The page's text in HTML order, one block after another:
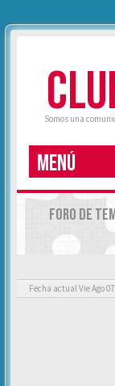
Somos una
MENÚ
FORO DE
Fecha actual Vie Ago